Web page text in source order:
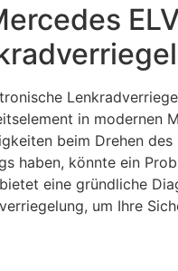
in modernen
beim Drehen
haben, könnte ein
eine gründliche
um Ihre